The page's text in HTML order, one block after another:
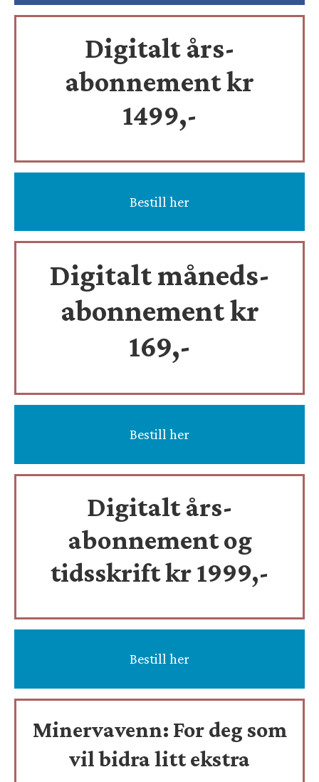
Digitalt års-
abonnement kr
1499,-
Bestill her
Digitalt måneds-
abonnement kr
169,-
Bestill her
Digitalt års-
abonnement og
tidsskriftkr 1999,-
Bestill her
Minervavenn: For deg som
vil bidra litt ekstra